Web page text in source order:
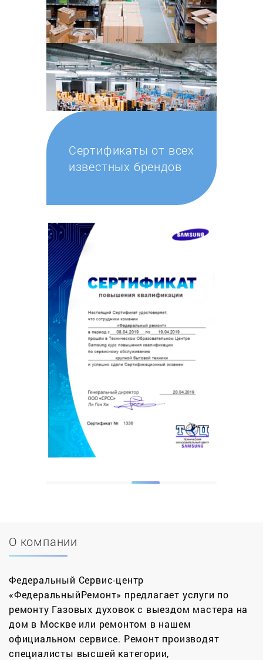
Сертификаты от всех
известных брендов
О компании
Федеральный Сервис-центр
«ФедеральныйРемонт» предлагает услуги по
ремонту Газовых духовок с выездом мастера на
дом в Москве или ремонтом в нашем
официальном сервисе. Ремонт производят
специалисты высшей категории,